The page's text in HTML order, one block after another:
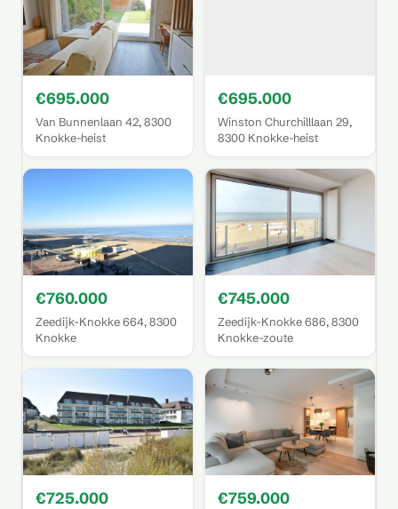
€695.000
Van Bunnenlaan 42, 8300
Knokke-heist
€695.000
Winston Churchilllaan 29,
8300 Knokke-heist
€760.000
Zeedijk-Knokke 664, 8300
Knokke
€745.000
Zeedijk-Knokke 686, 8300
Knokke-zoute
€725.000 €759.000